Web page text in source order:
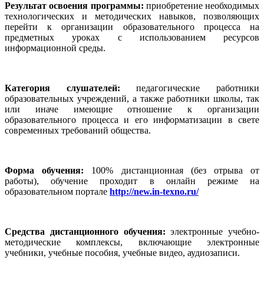
Результат освоения программы: приобретение необходимых
технологических и методических навыков, позволяющих
перейти к организации образовательного процесса на
предметных уроках с использованием ресурсов
информационной среды.
Категория слушателей: педагогические работники
образовательных учреждений, а также работники школы, так
или иначе имеющие отношение к организации
образовательного процесса и его информатизации в свете
современных требований общества.
Форма обучения: 100% дистанционная (без отрыва от
работы), обучение проходит в онлайн режиме на
образовательном портале http://new.in-texno.ru/
Средства дистанционного обучения: электронные учебно-
методические комплексы, включающие электронные
учебники, учебные пособия, учебные видео, аудиозаписи.